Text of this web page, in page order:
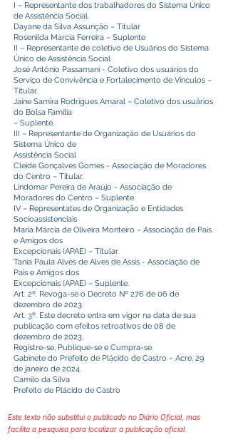
I – Representante dos trabalhadores do Sistema Único
de Assistência Social.
Dayane da Silva Assunção – Titular
Rosenilda Marcia Ferreira – Suplente
II – Representante de coletivo de Usuários do Sistema
Único de Assistência Social
José Antônio Passamani - Coletivo dos usuários do
Serviço de Convivência e Fortalecimento de Vínculos –
Titular.
Jaíne Samira Rodrigues Amaral – Coletivo dos usuários
do Bolsa Família
– Suplente.
III – Representante de Organização de Usuários do
Sistema Único de
Assistência Social
Cleide Gonçalves Gomes - Associação de Moradores
do Centro – Titular.
Lindomar Pereira de Araújo - Associação de
Moradores do Centro – Suplente.
IV – Representates de Organização e Entidades
Socioassistenciais
Maria Márcia de Oliveira Monteiro – Associação de Pais
e Amigos dos
Excepcionais (APAE) – Titular.
Tania Paula Alves de Alves de Assis - Associação de
Pais e Amigos dos
Excepcionais (APAE) – Suplente.
Art. 2º. Revoga-se o Decreto Nº 276 de 06 de
dezembro de 2023.
Art. 3º. Este decreto entra em vigor na data de sua
publicação com efeitos retroativos de 08 de
dezembro de 2023.
Registre-se, Publique-se e Cumpra-se.
Gabinete do Prefeito de Plácido de Castro – Acre, 29
de janeiro de 2024.
Camilo da Silva
Prefeito de Plácido de Castro
Este texto não substitui o publicado no Diário Oficial, mas
facilita a pesquisa para localizar a publicação oficial.